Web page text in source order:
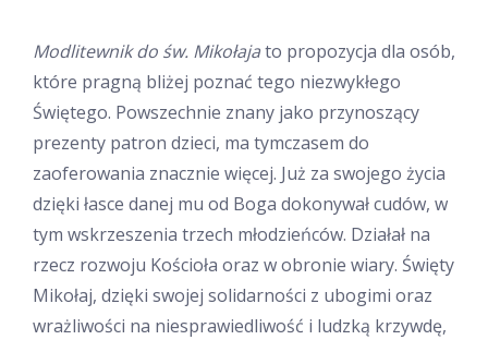
Modlitewnik do św. Mikołajato propozycja dla osób,
które pragną bliżej poznać tego niezwykłego
Świętego. Powszechnie znany jako przynoszący
prezenty patron dzieci, ma tymczasem do
zaoferowania znacznie więcej. Już za swojego życia
dzięki łasce danej mu od Boga dokonywał cudów, w
tym wskrzeszenia trzech młodzieńców. Działał na
rzecz rozwoju Kościoła oraz w obronie wiary. Święty
Mikołaj, dzięki swojej solidarności z ubogimi oraz
wrażliwości na niesprawiedliwość i ludzką krzywdę,